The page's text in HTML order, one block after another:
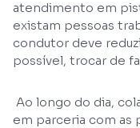
atendimento em
existam pessoas
condutor deve
possível, trocar de
Ao longo do dia,
em parceria com as